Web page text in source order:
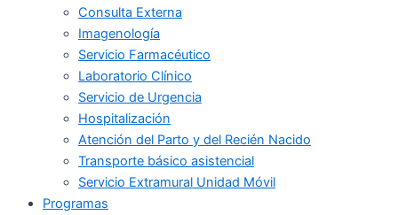
Consulta Externa
Imagenología
Servicio Farmacéutico
Laboratorio Clínico
Servicio de Urgencia
Hospitalización
Atención del Parto y del Recién Nacido
Transporte básico asistencial
Servicio Extramural Unidad Móvil
Programas